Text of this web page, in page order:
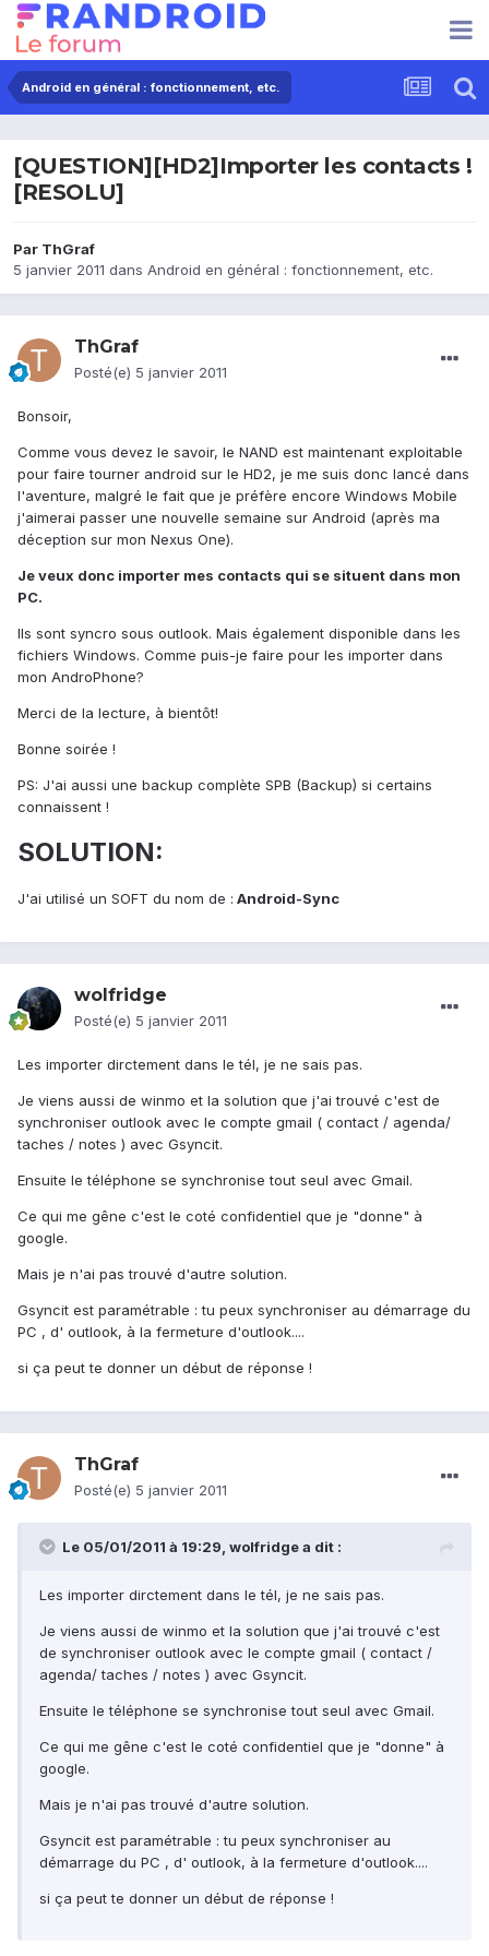
Android en général : fonctionnement, etc.
[QUESTION][HD2]Importer les contacts !
[RESOLU]
Par ThGraf
5 janvier 2011 dans Android en général : fonctionnement, etc.
ThGraf
Posté(e) 5 janvier 2011
Bonsoir,
Comme vous devez le savoir, le NAND est maintenant exploitable
pour faire tourner android sur le HD2, je me suis donc lancé dans
l'aventure, malgré le fait que je préfère encore Windows Mobile
j'aimerai passer une nouvelle semaine sur Android (après ma
déception sur mon Nexus One).
Je veux donc importer mes contacts qui se situent dans mon
PC.
Ils sont syncro sous outlook. Mais également disponible dans les
fichiers Windows. Comme puis-je faire pour les importer dans
mon AndroPhone?
Merci de la lecture, à bientôt!
Bonne soirée !
PS: J'ai aussi une backup complète SPB (Backup) si certains
connaissent !
SOLUTION:
J'ai utilisé un SOFT du nom de : Android-Sync
wolfridge
Posté(e) 5 janvier 2011
Les importer dirctement dans le tél, je ne sais pas.
Je viens aussi de winmo et la solution que j'ai trouvé c'est de
synchroniser outlook avec le compte gmail ( contact / agenda/
taches / notes ) avec Gsyncit.
Ensuite le téléphone se synchronise tout seul avec Gmail.
Ce qui me gêne c'est le coté confidentiel que je "donne" à
google.
Mais je n'ai pas trouvé d'autre solution.
Gsyncit est paramétrable : tu peux synchroniser au démarrage du
PC , d' outlook, à la fermeture d'outlook....
si ça peut te donner un début de réponse !
ThGraf
Posté(e) 5 janvier 2011
Le 05/01/2011 à 19:29, wolfridge a dit :
Les importer dirctement dans le tél, je ne sais pas.
Je viens aussi de winmo et la solution que j'ai trouvé c'est
de synchroniser outlook avec le compte gmail ( contact /
agenda/ taches / notes ) avec Gsyncit.
Ensuite le téléphone se synchronise tout seul avec Gmail.
Ce qui me gêne c'est le coté confidentiel que je "donne" à
google.
Mais je n'ai pas trouvé d'autre solution.
Gsyncit est paramétrable : tu peux synchroniser au
démarrage du PC , d' outlook, à la fermeture d'outlook....
si ça peut te donner un début de réponse !